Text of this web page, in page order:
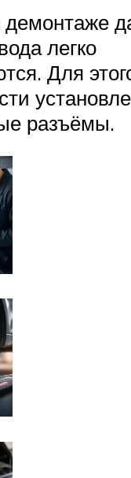
легко
Для
разъёмы.